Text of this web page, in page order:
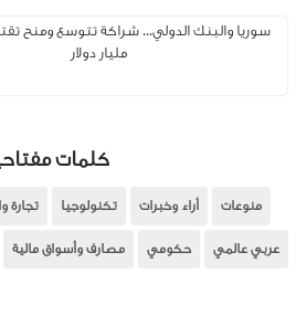
سوريا والبنك الدولي... شراكة تتوسع ومنح
مليار دولار
كلمات
منوعات أراء وخبرات تكنولوجيا تجارة
عربي عالمي حكومي مصارف وأسواق مالية